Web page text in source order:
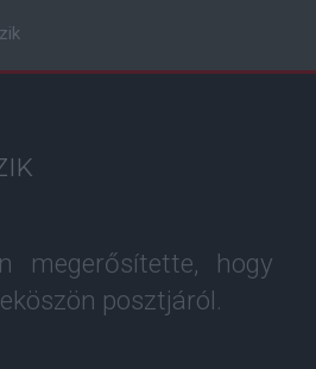
megerősítette, hogy
posztjáról.